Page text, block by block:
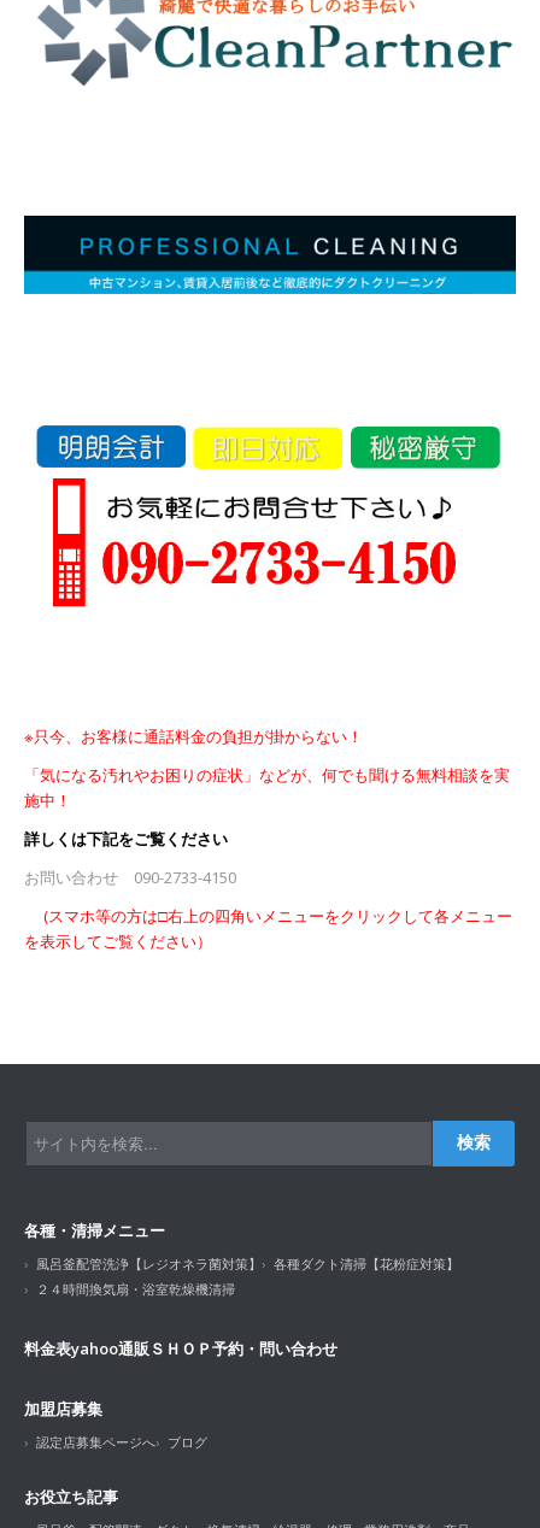
※只今、お客様に通話料金の負担が掛からない！
「気になる汚れやお困りの症状」などが、何でも聞ける無料相談を実
施中！
詳しくは下記をご覧ください
お問い合わせ 090-2733-4150
(スマホ等の方は□右上の四角いメニューをクリックして各メニュー
を表示してご覧ください）
検索
各種・清掃メニュー
風呂釜配管洗浄【レジオネラ菌対策】
各種ダクト清掃【花粉症対策】
２４時間換気扇・浴室乾燥機清掃
料金表yahoo通販ＳＨＯＰ予約・問い合わせ
加盟店募集
認定店募集ページへ ブログ
お役立ち記事